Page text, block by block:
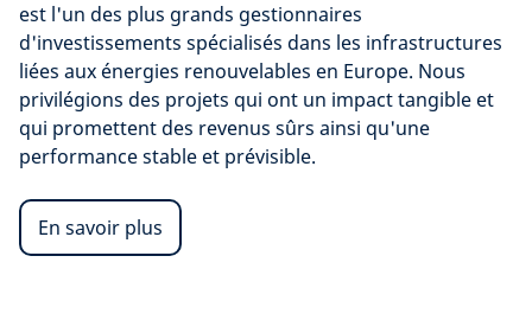
est l'un des plus grands gestionnaires
d'investissements spécialisés dans les infrastructures
liées aux énergies renouvelables en Europe. Nous
privilégions des projets qui ont un impact tangible et
qui promettent des revenus sûrs ainsi qu'une
performance stable et prévisible.
En savoir plus